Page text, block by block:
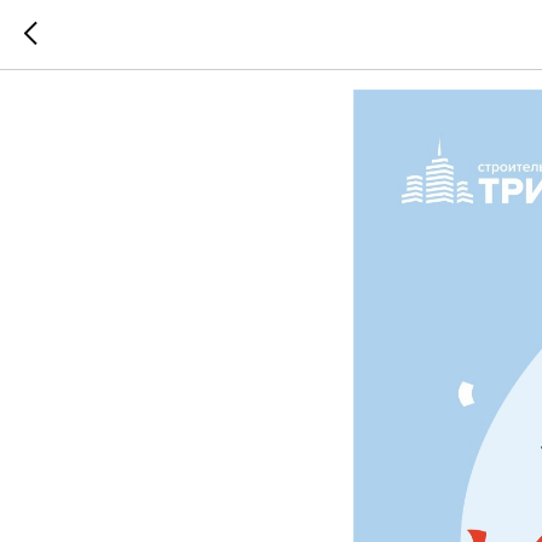
График